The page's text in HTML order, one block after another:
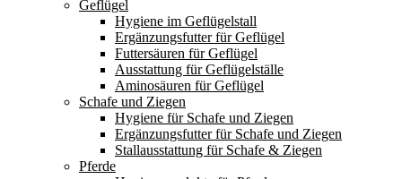
Geflügel
Hygiene im Geflügelstall
Ergänzungsfutter für Geflügel
Futtersäuren für Geflügel
Ausstattung für Geflügelställe
Aminosäuren für Geflügel
Schafe und Ziegen
Hygiene für Schafe und Ziegen
Ergänzungsfutter für Schafe und Ziegen
Stallausstattung für Schafe & Ziegen
Pferde